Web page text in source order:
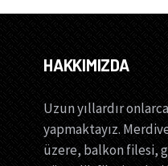
HAKKIMIZDA
Uzun yıllardır
yapmaktayız.
üzere, balkon filesi,